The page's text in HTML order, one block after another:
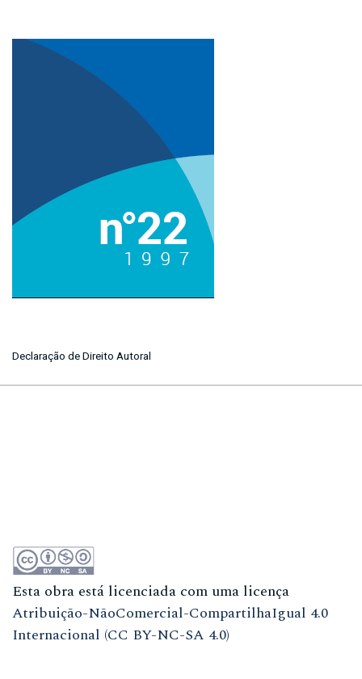
Declaração de Direito Autoral
Esta obra está licenciada com uma licença
Atribuição-NãoComercial-CompartilhaIgual 4.0
Internacional (CC BY-NC-SA 4.0)